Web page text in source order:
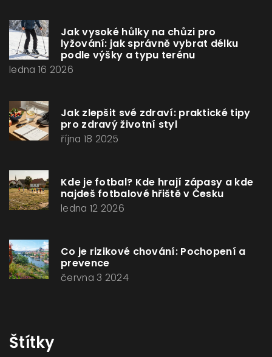
Jak vysoké hůlky na chůzi pro
lyžování: jak správně vybrat délku
podle výšky a typu terénu
ledna 16 2026
Jak zlepšit své zdraví: praktické tipy
pro zdravý životní styl
října 18 2025
Kde je fotbal? Kde hrají zápasy a kde
najdeš fotbalové hřiště v Česku
ledna 12 2026
Co je rizikové chování: Pochopení a
prevence
června 3 2024
Štítky